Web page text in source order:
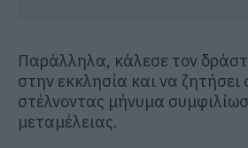
Παράλληλα, κάλεσε τον
στην εκκλησία και να ζητήσει
στέλνοντας μήνυμα
μεταμέλειας.